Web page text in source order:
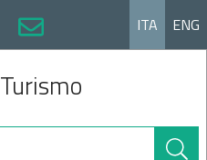
ITA ENG
Turismo
Cerca